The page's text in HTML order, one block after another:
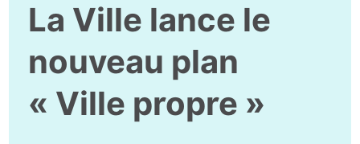
La Ville lance le
nouveau plan
« Ville propre »